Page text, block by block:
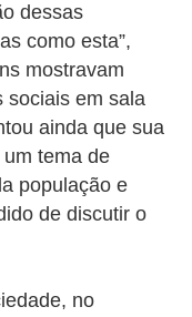
dessas
como esta”,
mostravam
sociais em sala
ainda que sua
tema de
população e
de discutir o
no